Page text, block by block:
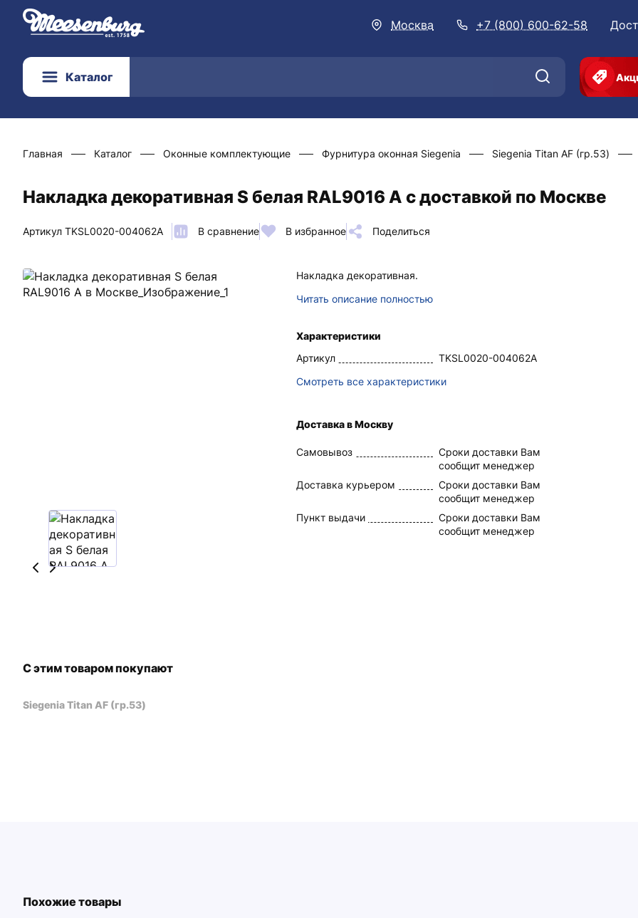
Москва +7 (800) 600-62-58
Каталог
Главная Каталог Оконные комплектующие Фурнитура оконная Siegenia Siegenia Titan AF (гр.53)
Накладка декоративная S белая RAL9016 A с доставкой по Москве
Артикул TKSL0020-004062A В сравнение В избранное Поделиться
Накладка декоративная.
Читать описание полностью
Характеристики
Артикул
TKSL0020-004062A
Смотреть все характеристики
Доставка в Москву
Самовывоз
Сроки доставки Вам
сообщит менеджер
Доставка курьером
Сроки доставки Вам
сообщит менеджер
Пункт выдачи
Сроки доставки Вам
сообщит менеджер
С этим товаром покупают
Siegenia Titan AF (гр.53)
Похожие товары